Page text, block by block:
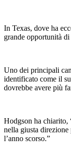
In Texas, dove ha
grande opportunità
Uno dei principali
identificato come il
dovrebbe avere più
Hodgson ha chiarito,
nella giusta
l’anno scorso.”